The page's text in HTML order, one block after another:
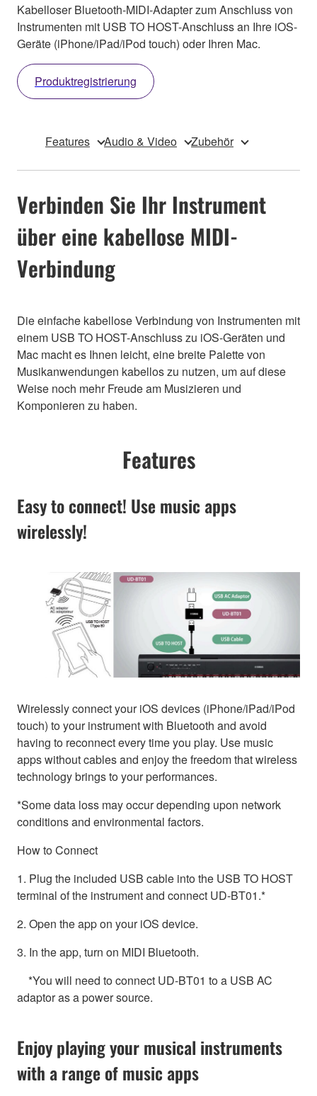
Kabelloser Bluetooth-MIDI-Adapter zum Anschluss von
Instrumenten mit USB TO HOST-Anschluss an Ihre iOS-
Geräte (iPhone/iPad/iPod touch) oder Ihren Mac.
Produktregistrierung
Features Audio & Video Zubehör
Verbinden Sie Ihr Instrument
über eine kabellose MIDI-
Verbindung
Die einfache kabellose Verbindung von Instrumenten mit
einem USB TO HOST-Anschluss zu iOS-Geräten und
Mac macht es Ihnen leicht, eine breite Palette von
Musikanwendungen kabellos zu nutzen, um auf diese
Weise noch mehr Freude am Musizieren und
Komponieren zu haben.
Features
Easy to connect! Use music apps
wirelessly!
Wirelessly connect your iOS devices (iPhone/iPad/iPod
touch) to your instrument with Bluetooth and avoid
having to reconnect every time you play. Use music
apps without cables and enjoy the freedom that wireless
technology brings to your performances.
*Some data loss may occur depending upon network
conditions and environmental factors.
How to Connect
1. Plug the included USB cable into the USB TO HOST
terminal of the instrument and connect UD-BT01.*
2. Open the app on your iOS device.
3. In the app, turn on MIDI Bluetooth.
*You will need to connect UD-BT01 to a USB AC
adaptor as a power source.
Enjoy playing your musical instruments
with a range of music apps